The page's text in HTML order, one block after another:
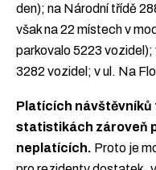
den); na Národní třídě
však na 22 místech v
parkovalo 5223
3282 vozidel; v ul. Na
Platících návštěvníků
statistikách zároveň
neplatících. Proto je